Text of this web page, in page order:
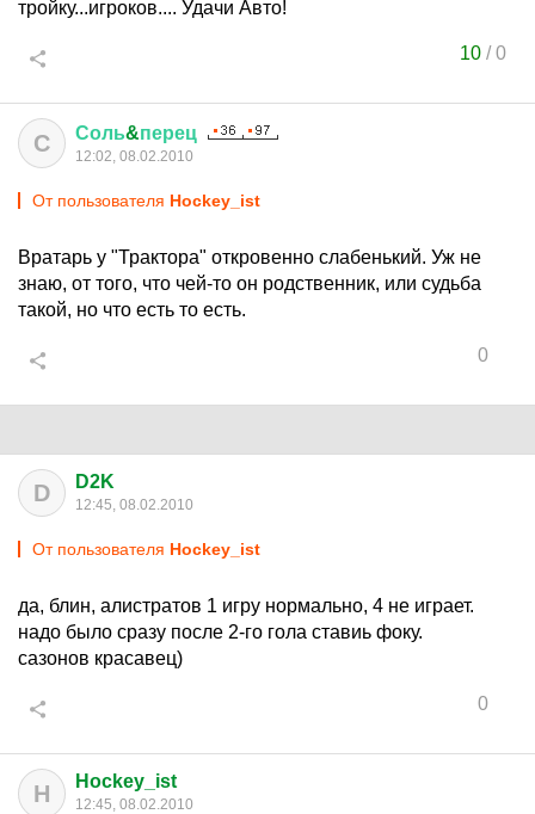
тройку...игроков.... Удачи Авто!
10 /0
С Соль&перец
12:02, 08.02.2010
От пользователя Hockey_ist
Вратарь у "Трактора" откровенно слабенький. Уж не
знаю, от того, что чей-то он родственник, или судьба
такой, но что есть то есть.
0
D D2K
12:45, 08.02.2010
От пользователя Hockey_ist
да, блин, алистратов 1 игру нормально, 4 не играет.
надо было сразу после 2-го гола ставиь фоку.
сазонов красавец)
0
H Hockey_ist
12:45, 08.02.2010